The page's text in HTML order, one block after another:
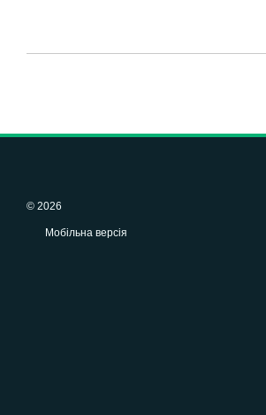
© 2026
Мобільна версія